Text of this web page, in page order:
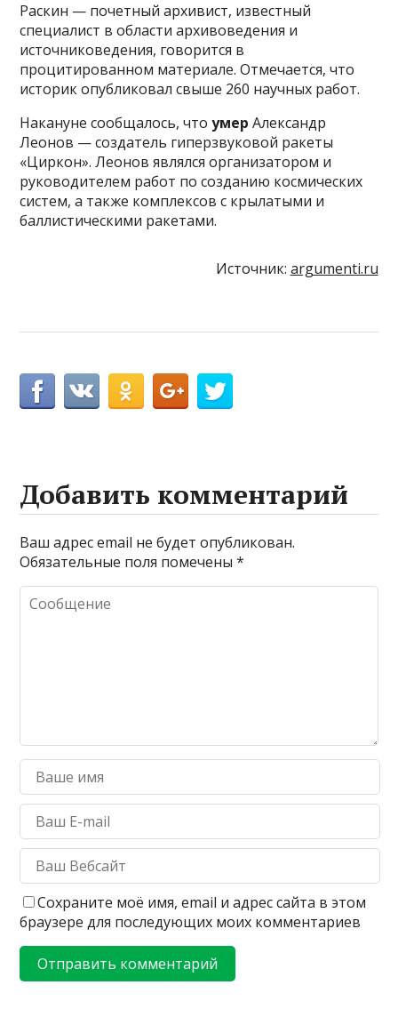
Раскин — почетный архивист, известный
специалист в области архивоведения и
источниковедения, говорится в
процитированном материале. Отмечается, что
историк опубликовал свыше 260 научных работ.
Накануне сообщалось, чтоумер Александр
Леонов — создатель гиперзвуковой ракеты
«Циркон». Леонов являлся организатором и
руководителем работ по созданию космических
систем, а также комплексов с крылатыми и
баллистическими ракетами.
Источник: argumenti.ru
Добавить комментарий
Ваш адрес email не будет опубликован.
Обязательные поля помечены*
Сохраните моё имя, email и адрес сайта в этом
браузере для последующих моих комментариев